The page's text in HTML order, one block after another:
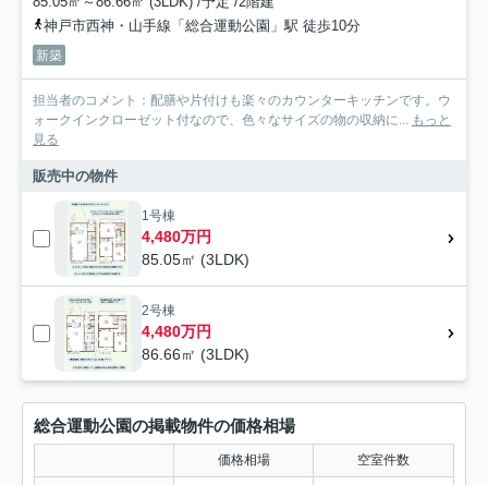
神戸市西神・山手線「総合運動公園」駅 徒歩10分
新築
担当者のコメント：配膳や片付けも楽々のカウンターキッチンです。ウ
ォークインクローゼット付なので、色々なサイズの物の収納に... もっと
見る
販売中の物件
1号棟
4,480万円
85.05㎡ (3LDK)
2号棟
4,480万円
86.66㎡ (3LDK)
総合運動公園の掲載物件の価格相場
価格相場 空室件数